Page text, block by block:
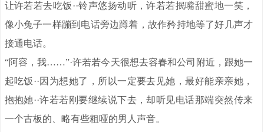
让许若若去吃饭··铃声悠扬动听，许若若抿嘴甜蜜地一笑，
像小兔子一样蹦到电话旁边蹲着，故作矜持地等了好几声才
接通电话。
“阿容，我……”·许若若今天很想去容春和公司附近，跟她一
起吃饭··因为想她了，所以一定要去见她，最好能亲亲她，
抱抱她··许若若刚要继续说下去，却听见电话那端突然传来
一个古板的、略有些粗哑的男人声音。